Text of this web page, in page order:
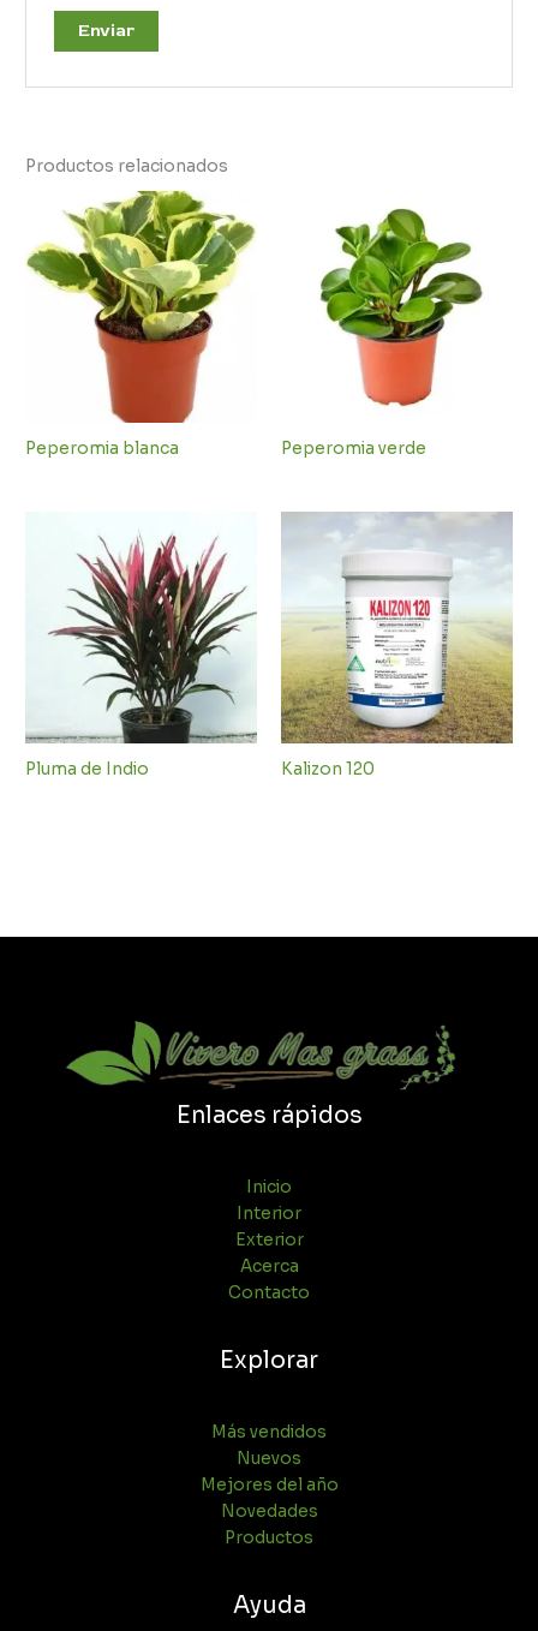
Productos relacionados
Peperomia blanca Peperomia verde
Pluma de Indio Kalizon 120
Enlaces rápidos
Inicio
Interior
Exterior
Acerca
Contacto
Explorar
Más vendidos
Nuevos
Mejores del año
Novedades
Productos
Ayuda